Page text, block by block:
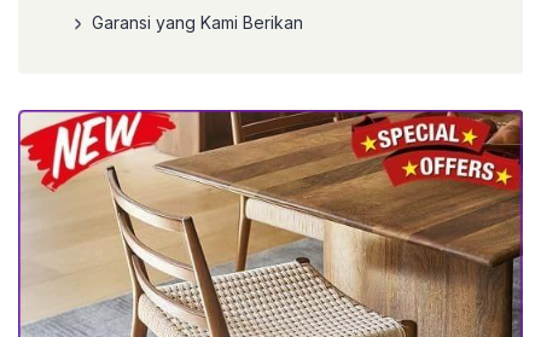
Garansi yang Kami Berikan